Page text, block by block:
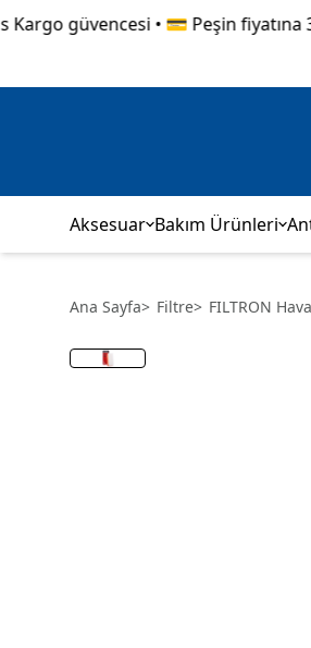
güvencesi • 💳 Peşin fiyatına 3
Aksesuar Bakım Ürünleri
Ana Sayfa> Filtre> FILTRON